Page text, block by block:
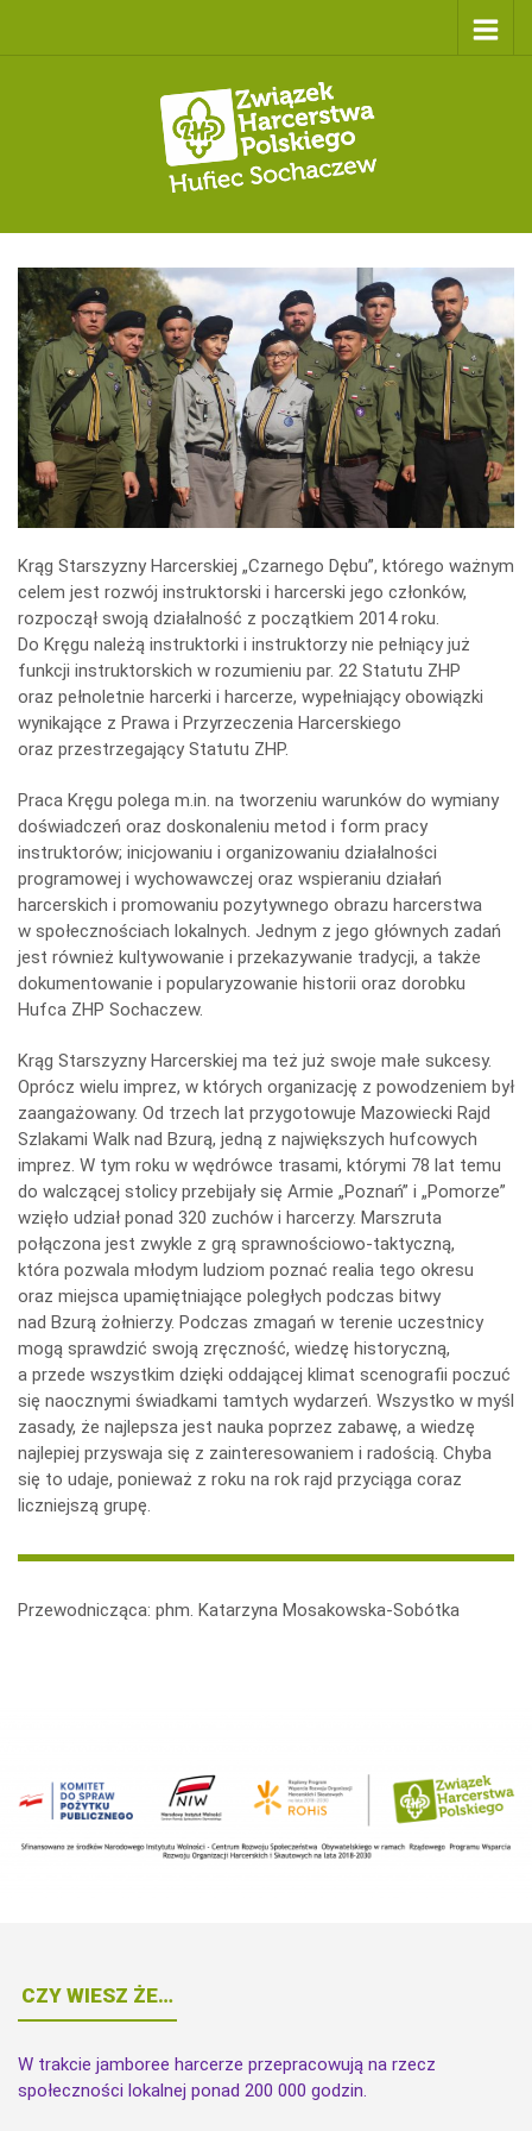
Krąg Starszyzny Harcerskiej „Czarnego Dębu”, którego ważnym
celem jest rozwój instruktorski i harcerski jego członków,
rozpoczął swoją działalność z początkiem 2014 roku.
Do Kręgu należą instruktorki i instruktorzy nie pełniący już
funkcji instruktorskich w rozumieniu par. 22 Statutu ZHP
oraz pełnoletnie harcerki i harcerze, wypełniający obowiązki
wynikające z Prawa i Przyrzeczenia Harcerskiego
oraz przestrzegający Statutu ZHP.
Praca Kręgu polega m.in. na tworzeniu warunków do wymiany
doświadczeń oraz doskonaleniu metod i form pracy
instruktorów; inicjowaniu i organizowaniu działalności
programowej i wychowawczej oraz wspieraniu działań
harcerskich i promowaniu pozytywnego obrazu harcerstwa
w społecznościach lokalnych. Jednym z jego głównych zadań
jest również kultywowanie i przekazywanie tradycji, a także
dokumentowanie i popularyzowanie historii oraz dorobku
Hufca ZHP Sochaczew.
Krąg Starszyzny Harcerskiej ma też już swoje małe sukcesy.
Oprócz wielu imprez, w których organizację z powodzeniem był
zaangażowany. Od trzech lat przygotowuje Mazowiecki Rajd
Szlakami Walk nad Bzurą, jedną z największych hufcowych
imprez. W tym roku w wędrówce trasami, którymi 78 lat temu
do walczącej stolicy przebijały się Armie „Poznań” i „Pomorze”
wzięło udział ponad 320 zuchów i harcerzy. Marszruta
połączona jest zwykle z grą sprawnościowo-taktyczną,
która pozwala młodym ludziom poznać realia tego okresu
oraz miejsca upamiętniające poległych podczas bitwy
nad Bzurą żołnierzy. Podczas zmagań w terenie uczestnicy
mogą sprawdzić swoją zręczność, wiedzę historyczną,
a przede wszystkim dzięki oddającej klimat scenografii poczuć
się naocznymi świadkami tamtych wydarzeń. Wszystko w myśl
zasady, że najlepsza jest nauka poprzez zabawę, a wiedzę
najlepiej przyswaja się z zainteresowaniem i radością. Chyba
się to udaje, ponieważ z roku na rok rajd przyciąga coraz
liczniejszą grupę.
Przewodnicząca: phm. Katarzyna Mosakowska-Sobótka
CZY WIESZ ŻE…
W trakcie jamboree harcerze przepracowują na rzecz
społeczności lokalnej ponad 200 000 godzin.